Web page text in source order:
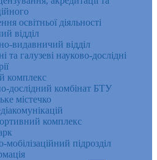
освітньої діяльності
відділ
видавничий відділ
та галузеві науково-дослідні
комплекс
дослідний комбінат БТУ
містечко
комплекс
мобілізаційний підрозділ